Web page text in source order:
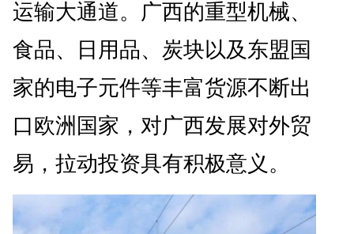
运输大通道。广西的重型机械、
食品、日用品、炭块以及东盟国
家的电子元件等丰富货源不断出
口欧洲国家，对广西发展对外贸
易，拉动投资具有积极意义。